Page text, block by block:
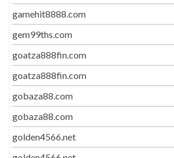
gamehit8888.com
gem99ths.com
goatza888fin.com
goatza888fin.com
gobaza88.com
gobaza88.com
golden4566.net